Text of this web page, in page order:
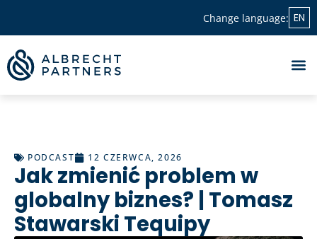
Change language: EN
PODCAST 12 CZERWCA, 2026
Jak zmienić problem w
globalny biznes? | Tomasz
Stawarski Tequipy